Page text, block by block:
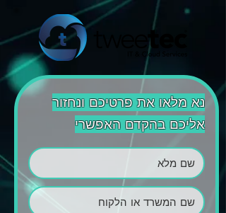
נא מלאו את פרטיכם ונחזור
אליכם בהקדם האפשרי